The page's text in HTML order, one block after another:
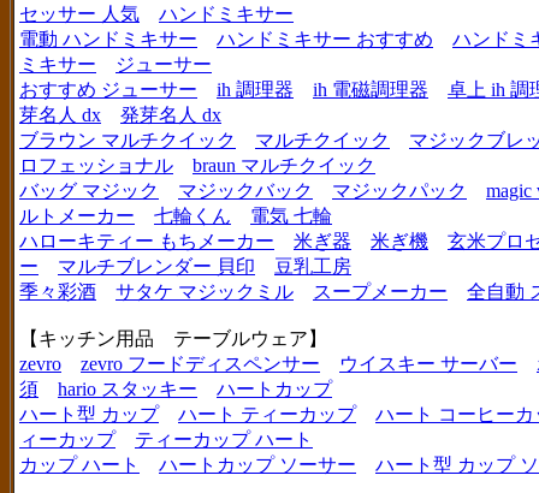
セッサー 人気
ハンドミキサー
電動 ハンドミキサー
ハンドミキサー おすすめ
ハンドミ
ミキサー
ジューサー
おすすめ ジューサー
ih 調理器 ih 電磁調理器
卓上 ih 調
芽名人 dx
発芽名人 dx
ブラウン マルチクイック
マルチクイック
マジックブレ
ロフェッショナル
braun マルチクイック
バッグ マジック
マジックバック マジックパック
magic
ルトメーカー
七輪くん
電気 七輪
ハローキティー もちメーカー
米ぎ器 米ぎ機
玄米プロ
ー
マルチブレンダー 貝印
豆乳工房
季々彩酒
サタケ マジックミル スープメーカー 全自動
【キッチン用品 テーブルウェア】
zevro
zevro フードディスペンサー ウイスキー サーバー
須
hario スタッキー
ハートカップ
ハート型 カップ
ハート ティーカップ
ハート コーヒーカ
ィーカップ
ティーカップ ハート
カップ ハート
ハートカップ ソーサー ハート型 カップ